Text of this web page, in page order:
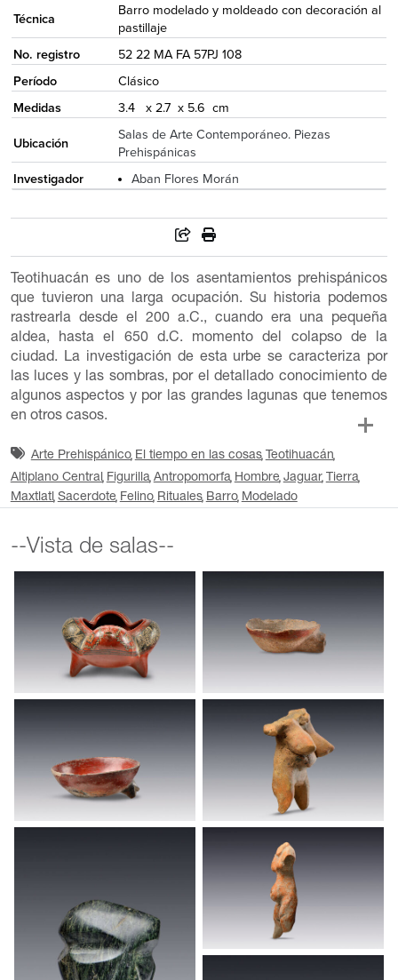
Técnica
Barro modelado y moldeado con decoración al
pastillaje
No. registro
52 22 MA FA 57PJ 108
Período
Clásico
Medidas
3.4 x 2.7 x 5.6 cm
Ubicación
Salas de Arte Contemporáneo. Piezas
Prehispánicas
Investigador
Aban Flores Morán
Teotihuacán es uno de los asentamientos prehispánicos
que tuvieron una larga ocupación. Su historia podemos
rastrearla desde el 200 a.C., cuando era una pequeña
aldea, hasta el 650 d.C. momento del colapso de la
ciudad. La investigación de esta urbe se caracteriza por
las luces y las sombras, por el detallado conocimiento de
algunos aspectos y por las grandes lagunas que tenemos
en otros casos.
Arte Prehispánico El tiempo en las cosas Teotihuacán
Altiplano Central Figurilla Antropomorfa Hombre Jaguar Tierra
Maxtlatl Sacerdote Felino Rituales Barro Modelado
--Vista de salas--